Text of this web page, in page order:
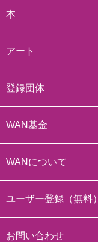
本
アート
登録団体
WAN基金
WANについて
ユーザー登録（無料）
お問い合わせ